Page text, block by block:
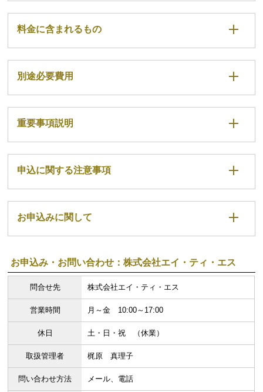
料金に含まれるもの
別途必要費用
重要事項説明
申込に関する注意事項
お申込みに関して
お申込み・お問い合わせ：株式会社エイ・ティ・エス
問合せ先 株式会社エイ・ティ・エス
営業時間 月～金 10:00～17:00
休日 土・日・祝 （休業）
取扱管理者 梶原 真理子
問い合わせ方法 メール、電話